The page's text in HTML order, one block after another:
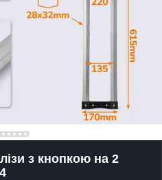
з кнопкою на 2